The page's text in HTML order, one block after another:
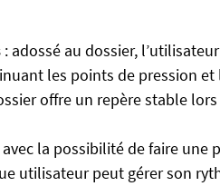
: adossé au dossier,
les points de pression
offre un repère stable
avec la possibilité de faire une
utilisateur peut gérer son